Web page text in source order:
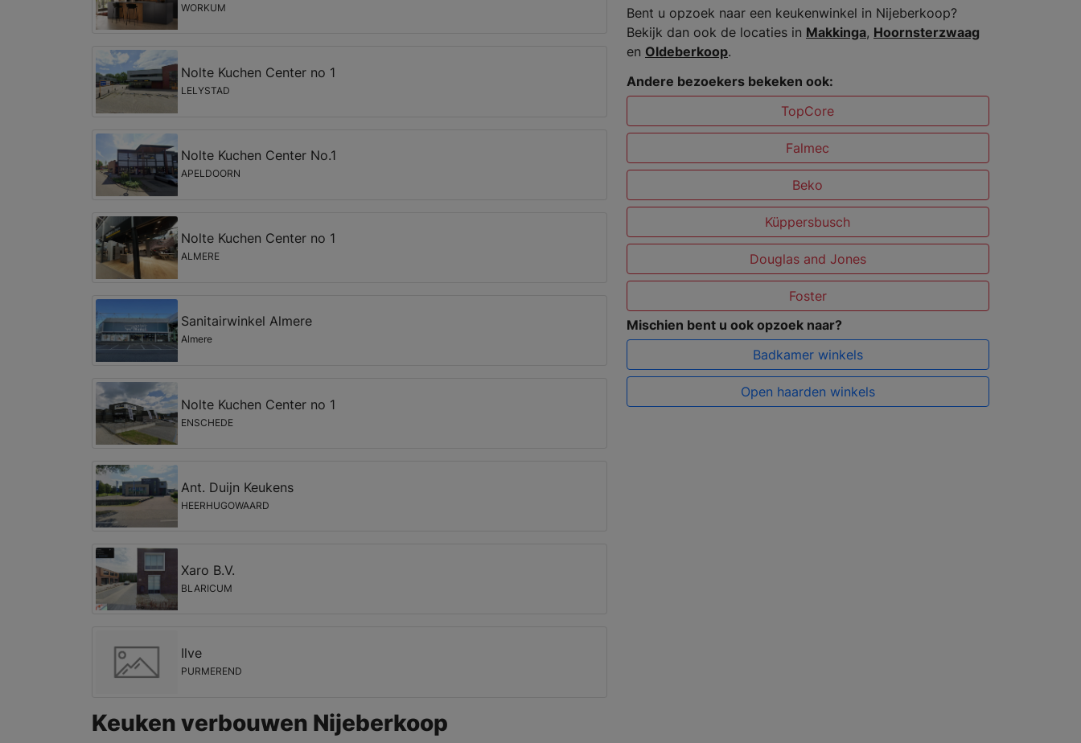
WORKUM
Nolte Kuchen Center no 1
LELYSTAD
Nolte Kuchen Center No.1
APELDOORN
Nolte Kuchen Center no 1
ALMERE
Sanitairwinkel Almere
Almere
Nolte Kuchen Center no 1
ENSCHEDE
Ant. Duijn Keukens
HEERHUGOWAARD
Xaro B.V.
BLARICUM
Ilve
PURMEREND
Keuken verbouwen Nijeberkoop
Bent u opzoek naar een keukenwinkel in Nijeberkoop?
Bekijk dan ook de locaties in Makkinga, Hoornsterzwaag
en Oldeberkoop.
Andere bezoekers bekeken ook:
TopCore
Falmec
Beko
Küppersbusch
Douglas and Jones
Foster
Mischien bent u ook opzoek naar?
Badkamer winkels
Open haarden winkels